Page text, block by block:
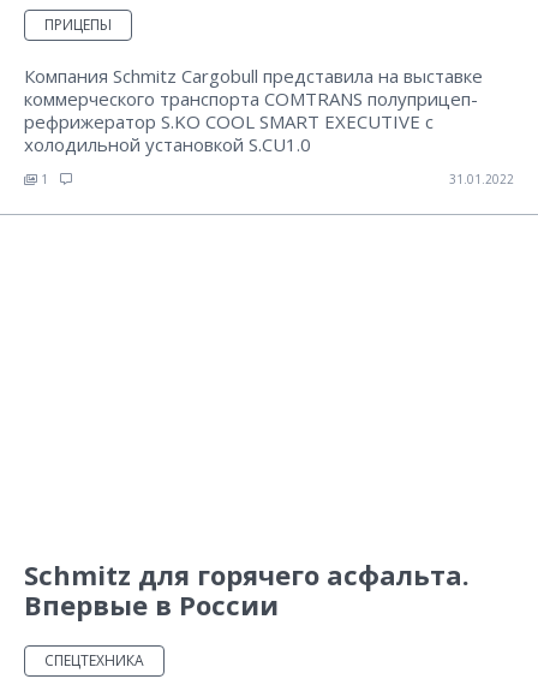
ПРИЦЕПЫ
Компания Schmitz Cargobull представила на выставке
коммерческого транспорта COMTRANS полуприцеп-
рефрижератор S.KO COOL SMART EXECUTIVE с
холодильной установкой S.CU1.0
1 31.01.2022
Schmitz для горячего асфальта.
Впервые в России
СПЕЦТЕХНИКА